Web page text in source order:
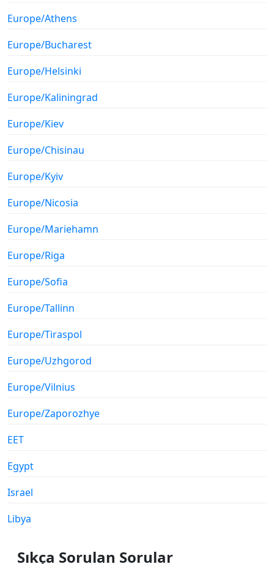
Europe/Athens
Europe/Bucharest
Europe/Helsinki
Europe/Kaliningrad
Europe/Kiev
Europe/Chisinau
Europe/Kyiv
Europe/Nicosia
Europe/Mariehamn
Europe/Riga
Europe/Sofia
Europe/Tallinn
Europe/Tiraspol
Europe/Uzhgorod
Europe/Vilnius
Europe/Zaporozhye
EET
Egypt
Israel
Libya
Sıkça Sorulan Sorular